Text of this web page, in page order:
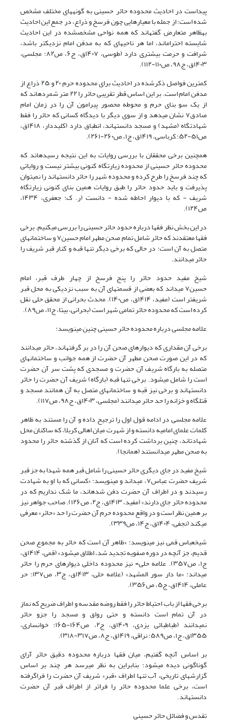
پیداست در احادیث محدوده حائر حسینی به گونههای مختلف مشخص
شده است؛ از جمله با معیارهایی چون فرسخ و ذراع، در جمع این احادیث
بهظاهر متعارض گفتهاند که همه نواحی مشخصشده در این احادیث
شایسته احتراماند، اما هر ناحیهای که به مدفن امام نزدیکتر باشد،
شرافت و حرمت بیشتری دارد( طوسی، ۱۴۰۷ق، ج۶، ص۸۲؛ مجلسی،
۱۴۰۳ق، ج۹۸، ص۱۱۰- ۱۱۲) .
کمترین فواصل ذکرشده در احادیث برای محدوده حرم ۲۰ و ۲۵ ذراع از
مدفن امام است. بر این اساس قطر تقریبی حائر را ۲۲ متر شمردهاند که
از یک سو بنای حرم و محوطه محصور پیرامون آن را در زمان امام
صادق۷نشان میدهد و از سوی دیگر با دیدگاه کسانی که حائر را فقط
شهادتگاه (مشهد) و مسجد دانستهاند، انطباق دارد (کلیددار، ۱۴۱۸ق،
ص۵۱-۵۲؛ کرباسی، ۱۴۱۹ق ، ج۱، ص۲۶۰-۲۶۱)
.
همچنین برخی محققان با بررسی روایات به این نتیجه رسیدهاند که
محدوده حائر حسینی از محدوده زیارتگاه کنونی بیشتر نیست و روایاتی
که چند فرسخ را طرح کرده و محدوده شهر را حائر دانستهاند را نمیتوان
پذیرفت و باید حدود حائر را طبق روایات همین بنای کنونی زیارتگاه
شریف - که با دیوار احاطه شده - دانست (ر. ک: جعفری، ۱۴۳۴،
ص۱۲۴)
.
در این بخش نظر فقها درباره حدود حائر حسینی را بررسی میکنیم. برخی
فقها معتقدند که حائر شامل تمام صحن مطهر امام حسین۷و ساختمانهای
متصل به آن است؛ در حالی که برخی دیگر تنها قبه و کنار قبر شریف را
حائر میدانند.
شیخ مفید حدود حائر را پنج فرسخ از چهار طرف قبر، امام
حسین۷میداند که بعضی از قسمتهای آن به سبب نزدیکی به محل قبر
شریفتر است(مفید، ۱۴۱۴ق، ص۱۴۰) . محدث بحرانی از محقق حلی نقل
کرده است که محدوده حائر تمامی شهر است(بحرانی، بیتا، ج۱۱، ص۸۹)
.
علامه مجلسی درباره محدوده حائر حسینی چنین مینویسد:
برخی آن مقداری که دیوارهای صحن آن را در بر گرفتهاند، حائر میدانند
که در این صورت صحن مطهر آن حضرت از همه جوانب و ساختمانهای
متصله به بارگاه شریف آن حضرت و مسجدی که پشت سر آن حضرت
است را شامل میشود. برخی تنها قبه (بارگاه) شریف آن حضرت را حائر
دانستهاند و برخی نیز قبه و ساختمانهای متصل به آن همانند مسجد و
قتلگاه و خزانه را حد حائر میدانند(مجلسی، ۱۴۰۳ق، ج۹۸، ص۱۱۷)
.
علامه مجلسی در ادامه قول اول را ترجیح داده و آن را مستند به ظاهر
کلمات علمای امامیه دانسته و از شهرت میان اهالی کربلا، که ساکنان محل
شهادتاند، چنین برداشت کرده است که آنان از گذشته حائر را محدود
به صحن مطهر میدانستند(همانجا).
شیخ مفید در جای دیگری حائر حسینی را شامل قبر همه شهدا به جز قبر
شریف حضرت عباس۷، میداند و مینویسد: «کسانی که با او به شهادت
رسیدند و در اطراف آن حضرت دفن شدهاند، ما شک نداریم که در
محدوده حائر جای دارند»(مفید، ۱۴۱۳ق، ج۲، ص۱۲۶) . صاحب جواهر نیز
بر همین نظر است و در واقع محدوده حرم آن حضرت را حد «حائر» معرفی
میکند(نجفی، ۱۴۰۴ق، ج۱۴، ص۳۳۹)
.
شیخعباس قمی نیز مینویسد: «ظاهر آن است که حائر به مجموع صحن
قدیم، جز آنچه در دوره صفویه تجدید شد، اطلاق میشود» (قمی، ۱۴۱۴ق،
ج۱، ص۳۵۷) . علامه حلی=نیز محدوده داخلی دیوارهای حرم را حائر
میداند: «ما دار سور المشهد» (علامه حلی، ۱۴۱۳ق ، ج۳، ص۱۳۷؛ حر
عاملی، ۱۴۱۴ق، ج۵، ص۳۵۶)
.
برخی فقها از باب احتیاط حائر را فقط روضه مقدسه و اطراف ضریح که نماز
در آن تمام است دانسته و حتی رواق و مسجد را جزو حائر
نمیدانند(طباطبائی یزدی، ۱۴۰۹ق، ج۲، ص۱۶۴-۱۶۵؛ خوانساری،
۱۳۵۵ق، ج۱، ص۵۸۹؛ نراقی، ۱۴۱۹ق، ج۸، ص۳۱۷ -۳۱۸)
.
بر اساس آنچه گفتیم، میان فقها درباره محدوده دقیق حائر آرای
گوناگونی دیده میشود؛ بنابراین به نظر میرسد هر چند بر اساس
گزارشهای تاریخی، آب تنها اطراف «قبر» شریف آن حضرت را فراگرفته
است، برخی علما محدوده حائر را فراتر از اطراف قبر آن حضرت
دانستهاند.
تقدس و فضائل حائر حسینی